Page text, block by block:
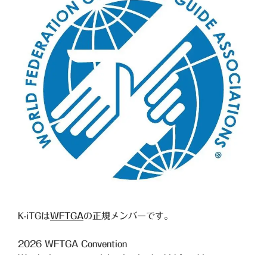
K-iTGはWFTGAの正規メンバーです。
2026 WFTGA Convention